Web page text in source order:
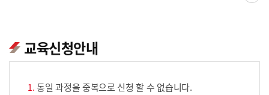
교육신청안내
동일 과정을 중복으로 신청 할 수 없습니다.